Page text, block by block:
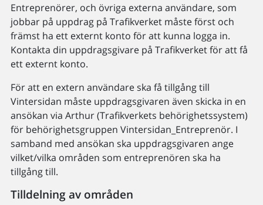
Entreprenörer, och övriga externa användare, som
jobbar på uppdrag på Trafikverket måste först och
främst ha ett externt konto för att kunna logga in.
Kontakta din uppdragsgivare på Trafikverket för att få
ett externt konto.
För att en extern användare ska få tillgång till
Vintersidan måste uppdragsgivaren även skicka in en
ansökan via Arthur (Trafikverkets behörighetssystem)
för behörighetsgruppen Vintersidan_Entreprenör. I
samband med ansökan ska uppdragsgivaren ange
vilket/vilka områden som entreprenören ska ha
tillgång till.
Tilldelning av områden